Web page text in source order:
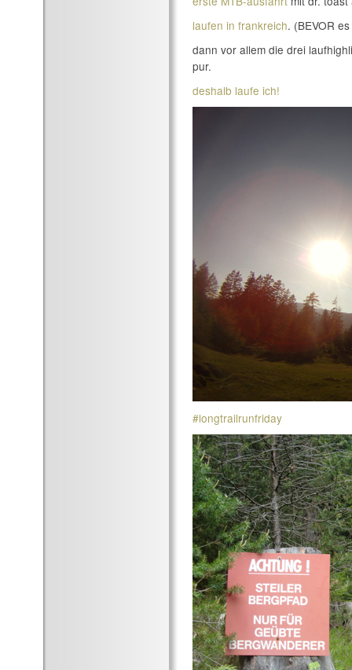
laufen in frankreich. (BEVOR
dann vor allem die drei
pur.
deshalb laufe ich!
#longtrailrunfriday